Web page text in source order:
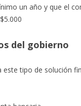
un año y que el
del gobierno
este tipo de solución